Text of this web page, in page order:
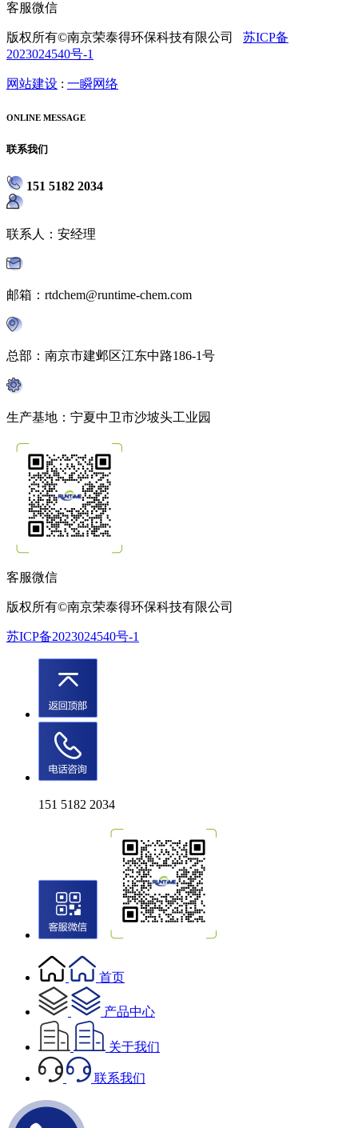
客服微信
版权所有©南京荣泰得环保科技有限公司 苏ICP备
2023024540号-1
网站建设 : 一瞬网络
ONLINE MESSAGE
联系我们
151 5182 2034
联系人：安经理
邮箱：rtdchem@runtime-chem.com
总部：南京市建邺区江东中路186-1号
生产基地：宁夏中卫市沙坡头工业园
客服微信
版权所有©南京荣泰得环保科技有限公司
苏ICP备2023024540号-1
151 5182 2034
首页
产品中心
关于我们
联系我们